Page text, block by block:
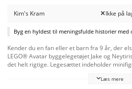
Kim's Kram Ikke på
Byg en hyldest til meningsfulde historier med
Kender du en fan eller et barn fra 9 år, der
LEGO® Avatar byggelegetøjet Jake og
det helt rigtige. Legesættet indeholder
med selvlysende elementer. Fantasifuld
Læs mere